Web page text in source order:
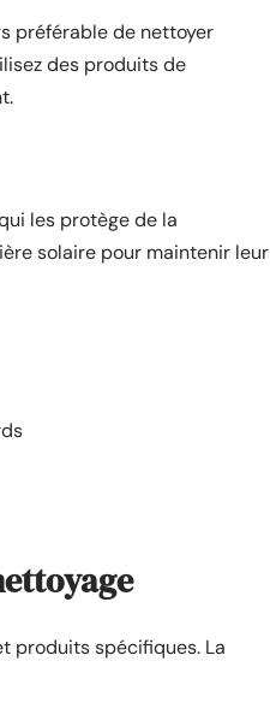
préférable de nettoyer
des produits de
les protège de la
solaire pour maintenir leur
produits spécifiques. La